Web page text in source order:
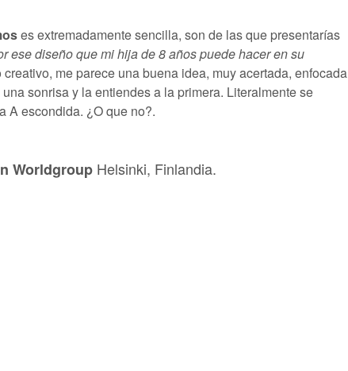
es extremadamente sencilla, son de las que presentarías
ese diseño que mi hija de 8 años puede hacer en su
me parece una buena idea, muy acertada, enfocada
sonrisa y la entiendes a la primera. Literalmente se
A escondida. ¿O que no?.
Worldgroup Helsinki, Finlandia.